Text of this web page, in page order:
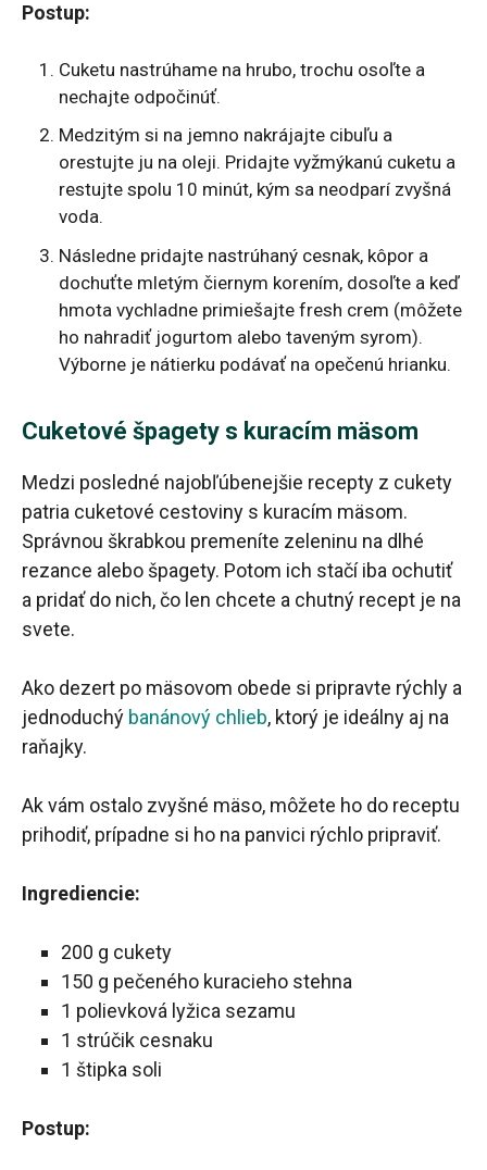
Postup:
Cuketu nastrúhame na hrubo, trochu osoľte a
nechajte odpočinúť.
Medzitým si na jemno nakrájajte cibuľu a
orestujte ju na oleji. Pridajte vyžmýkanú cuketu a
restujte spolu 10 minút, kým sa neodparí zvyšná
voda.
Následne pridajte nastrúhaný cesnak, kôpor a
dochuťte mletým čiernym korením, dosoľte a keď
hmota vychladne primiešajte fresh crem (môžete
ho nahradiť jogurtom alebo taveným syrom).
Výborne je nátierku podávať na opečenú hrianku.
Cuketové špagety s kuracím mäsom
Medzi posledné najobľúbenejšie recepty z cukety
patria cuketové cestoviny s kuracím mäsom.
Správnou škrabkou premeníte zeleninu na dlhé
rezance alebo špagety. Potom ich stačí iba ochutiť
a pridať do nich, čo len chcete a chutný recept je na
svete.
Ako dezert po mäsovom obede si pripravte rýchly a
jednoduchý banánový chlieb, ktorý je ideálny aj na
raňajky.
Ak vám ostalo zvyšné mäso, môžete ho do receptu
prihodiť, prípadne si ho na panvici rýchlo pripraviť.
Ingrediencie:
200 g cukety
150 g pečeného kuracieho stehna
1 polievková lyžica sezamu
1 strúčik cesnaku
1 štipka soli
Postup: